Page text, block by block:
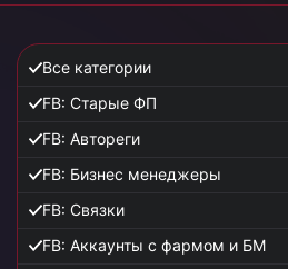
Все категории
FB: Старые ФП
FB: Автореги
FB: Бизнес менеджеры
FB: Связки
FB: Аккаунты с фармом и БМ